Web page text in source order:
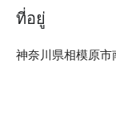
【招牌菜色】
鄉土料理：使用
博多牛腸鍋：費時
ที่อยู่
神奈川県相模原